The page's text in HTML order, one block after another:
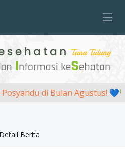
di Bulan Agustus! 💙💚
Detail Berita